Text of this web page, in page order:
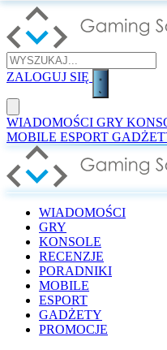
ZALOGUJ SIĘ
WIADOMOŚCI GRY
MOBILE ESPORT
WIADOMOŚCI
GRY
KONSOLE
RECENZJE
PORADNIKI
MOBILE
ESPORT
GADŻETY
PROMOCJE